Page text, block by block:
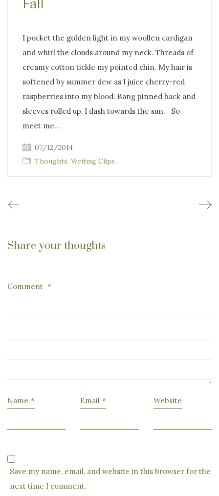
Fall
I pocket the golden light in my woollen cardigan
and whirl the clouds around my neck. Threads of
creamy cotton tickle my pointed chin. My hair is
softened by summer dew as I juice cherry-red
raspberries into my blood. Bang pinned back and
sleeves rolled up, I dash towards the sun. So
meet me…
07/12/2014
Thoughts, Writing Clips
Share your thoughts
Comment *
Name * Email * Website
Save my name, email, and website in this browser for the
next time I comment.